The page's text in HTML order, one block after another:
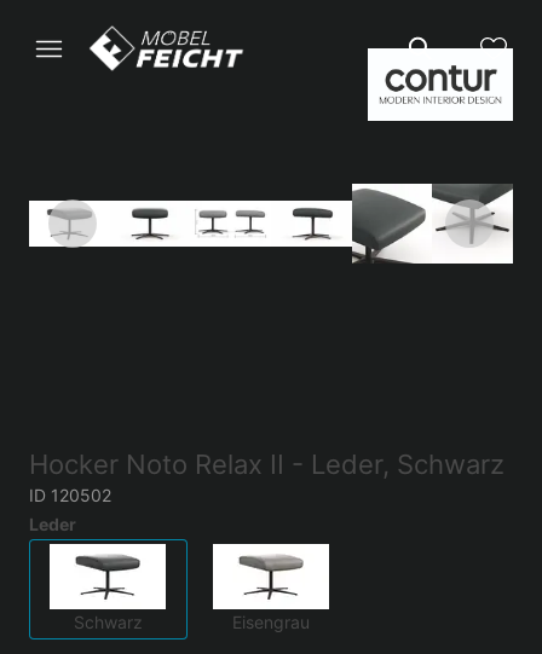
Hocker Noto Relax II - Leder, Schwarz
ID 120502
Leder
Schwarz Eisengrau